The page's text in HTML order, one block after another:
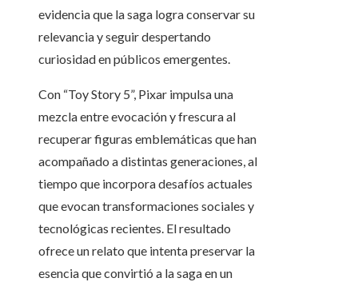
evidencia que la saga logra conservar su
relevancia y seguir despertando
curiosidad en públicos emergentes.
Con “Toy Story 5”, Pixar impulsa una
mezcla entre evocación y frescura al
recuperar figuras emblemáticas que han
acompañado a distintas generaciones, al
tiempo que incorpora desafíos actuales
que evocan transformaciones sociales y
tecnológicas recientes. El resultado
ofrece un relato que intenta preservar la
esencia que convirtió a la saga en un